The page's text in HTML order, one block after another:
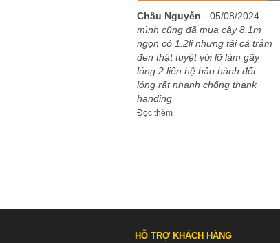
Châu Nguyễn -05/08/2024
mình cũng đã mua cây 8.1m
ngọn có 1.2li nhưng tải cá trắm
đen thật tuyệt vời lỡ làm gãy
lóng 2 liên hệ bảo hành đổi
lóng rất nhanh chống thank
handing
Đọc thêm
HỖ TRỢ KHÁCH HÀNG